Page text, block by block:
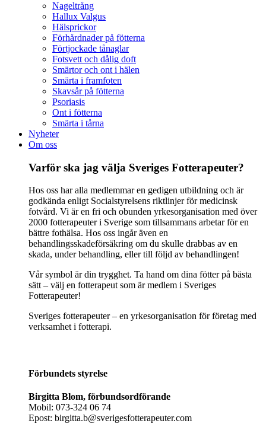
Nageltrång
Hallux Valgus
Hälsprickor
Förhårdnader på fötterna
Förtjockade tånaglar
Fotsvett och dålig doft
Smärtor och ont i hälen
Smärta i framfoten
Skavsår på fötterna
Psoriasis
Ont i fötterna
Smärta i tårna
Nyheter
Om oss
Varför ska jag välja Sveriges Fotterapeuter?
Hos oss har alla medlemmar en gedigen utbildning och är
godkända enligt Socialstyrelsens riktlinjer för medicinsk
fotvård. Vi är en fri och obunden yrkesorganisation med över
2000 fotterapeuter i Sverige som tillsammans arbetar för en
bättre fothälsa. Hos oss ingår även en
behandlingsskadeförsäkring om du skulle drabbas av en
skada, under behandling, eller till följd av behandlingen!
Vår symbol är din trygghet. Ta hand om dina fötter på bästa
sätt – välj en fotterapeut som är medlem i Sveriges
Fotterapeuter!
Sveriges fotterapeuter – en yrkesorganisation för företag med
verksamhet i fotterapi.
Förbundets styrelse
Birgitta Blom, förbundsordförande
Mobil: 073-324 06 74
Epost: birgitta.b@sverigesfotterapeuter.com